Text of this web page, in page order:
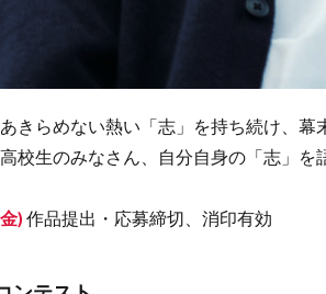
きらめない熱い「志」を持ち続け、幕
校生のみなさん、自分自身の「志」を
) 作品提出・応募締切、消印有効